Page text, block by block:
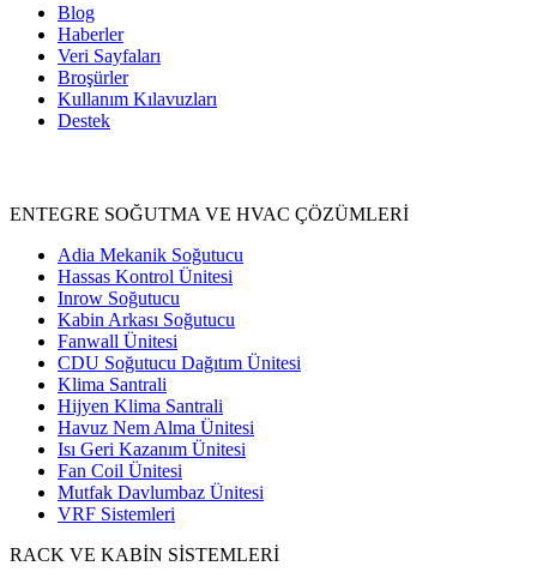
Blog
Haberler
Veri Sayfaları
Broşürler
Kullanım Kılavuzları
Destek
ENTEGRE SOĞUTMA VE HVAC ÇÖZÜMLERİ
Adia Mekanik Soğutucu
Hassas Kontrol Ünitesi
Inrow Soğutucu
Kabin Arkası Soğutucu
Fanwall Ünitesi
CDU Soğutucu Dağıtım Ünitesi
Klima Santrali
Hijyen Klima Santrali
Havuz Nem Alma Ünitesi
Isı Geri Kazanım Ünitesi
Fan Coil Ünitesi
Mutfak Davlumbaz Ünitesi
VRF Sistemleri
RACK VE KABİN SİSTEMLERİ